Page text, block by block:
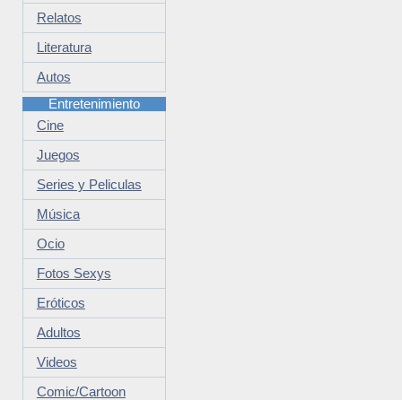
Relatos
Literatura
Autos
Entretenimiento
Cine
Juegos
Series y Peliculas
Música
Ocio
Fotos Sexys
Eróticos
Adultos
Videos
Comic/Cartoon